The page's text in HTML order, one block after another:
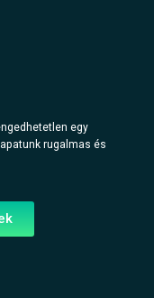
egy
rugalmas és